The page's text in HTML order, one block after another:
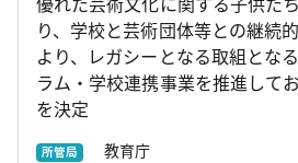
り、学校と芸術団体等との継続
より、レガシーとなる取組とな
ラム・学校連携事業を推進して
を決定
所管局 教育庁